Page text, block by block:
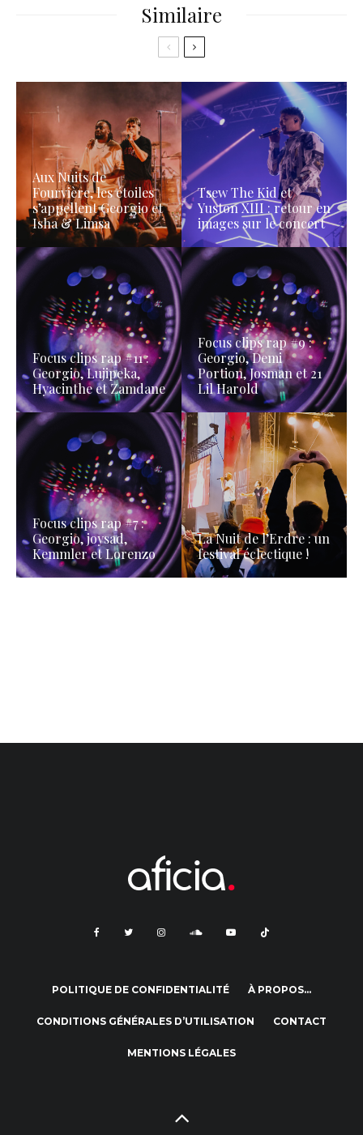
Similaire
Aux Nuits de
Fourvière, les étoiles
s’appellent Georgio et
Isha & Limsa
Tsew The Kid et
Yuston XIII : retour en
images sur le concert
Focus clips rap #11 :
Georgio, Lujipeka,
Hyacinthe et Zamdane
Focus clips rap #9 :
Georgio, Demi
Portion, Josman et 21
Lil Harold
Focus clips rap #7 :
Georgio, joysad,
Kemmler et Lorenzo
La Nuit de l’Erdre : un
festival éclectique !
POLITIQUE DE CONFIDENTIALITÉ À PROPOS…
CONDITIONS GÉNÉRALES D’UTILISATION CONTACT
MENTIONS LÉGALES